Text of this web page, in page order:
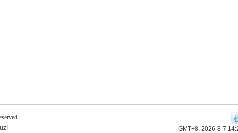
GMT+8, 2026-8-7